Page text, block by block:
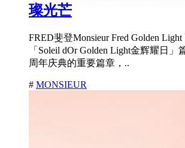
璨光芒
FRED斐登Monsieur Fred Golden
「Soleil dOr Golden Light金辉耀日」
周年庆典的重要篇章，..
# MONSIEUR